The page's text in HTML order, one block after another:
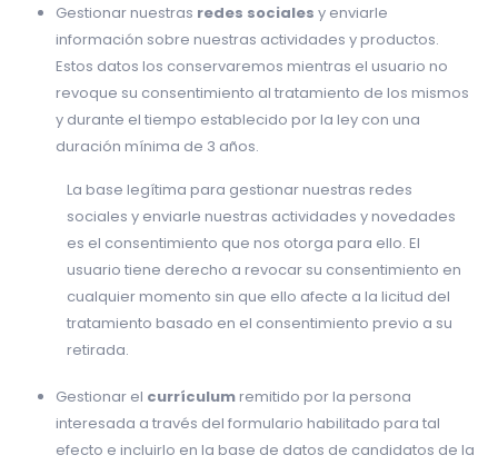
Gestionar nuestras redes sociales y enviarle
información sobre nuestras actividades y productos.
Estos datos los conservaremos mientras el usuario no
revoque su consentimiento al tratamiento de los mismos
y durante el tiempo establecido por la ley con una
duración mínima de 3 años.
La base legítima para gestionar nuestras redes
sociales y enviarle nuestras actividades y novedades
es el consentimiento que nos otorga para ello. El
usuario tiene derecho a revocar su consentimiento en
cualquier momento sin que ello afecte a la licitud del
tratamiento basado en el consentimiento previo a su
retirada.
Gestionar el currículumremitido por la persona
interesada a través del formulario habilitado para tal
efecto e incluirlo en la base de datos de candidatos de la